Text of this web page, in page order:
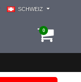
SCHWEIZ
0